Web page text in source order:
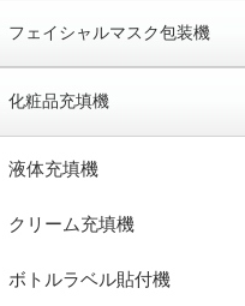
フェイシャルマスク包装機
化粧品充填機
液体充填機
クリーム充填機
ボトルラベル貼付機